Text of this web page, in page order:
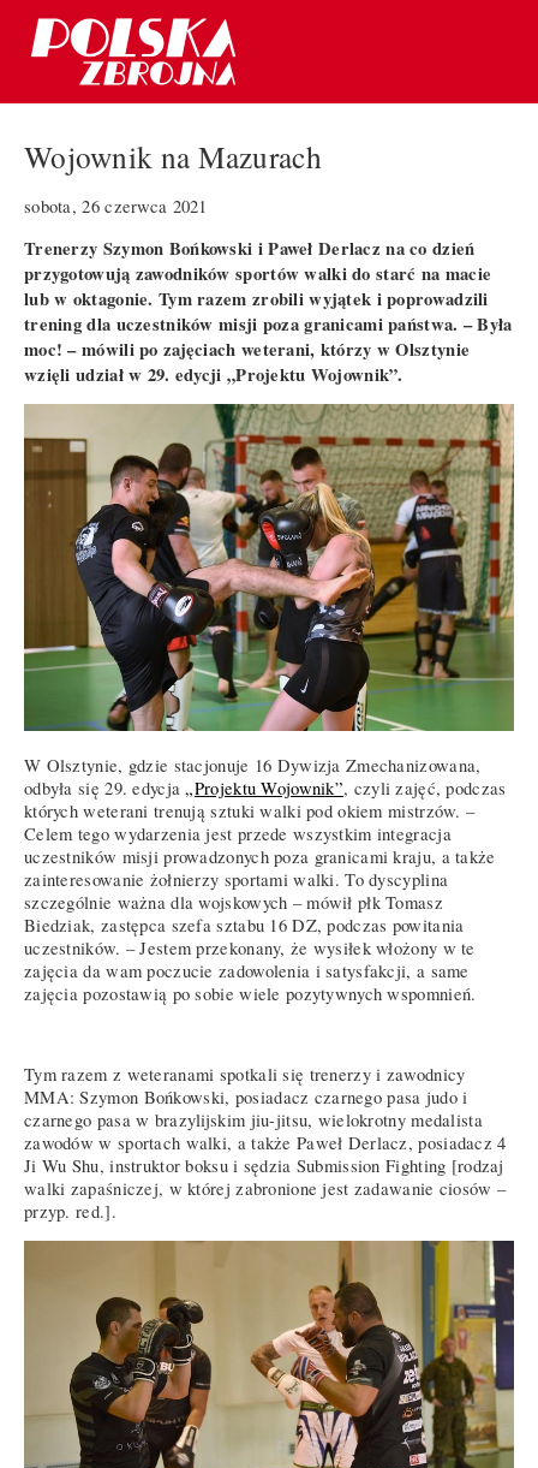
Wojownik na Mazurach
sobota, 26 czerwca 2021
Trenerzy Szymon Bońkowski i Paweł Derlacz na co dzień
przygotowują zawodników sportów walki do starć na macie
lub w oktagonie. Tym razem zrobili wyjątek i poprowadzili
trening dla uczestników misji poza granicami państwa. – Była
moc! – mówili po zajęciach weterani, którzy w Olsztynie
wzięli udział w 29. edycji „Projektu Wojownik”.
W Olsztynie, gdzie stacjonuje 16 Dywizja Zmechanizowana,
odbyła się 29. edycja „Projektu Wojownik”, czyli zajęć, podczas
których weterani trenują sztuki walki pod okiem mistrzów. –
Celem tego wydarzenia jest przede wszystkim integracja
uczestników misji prowadzonych poza granicami kraju, a także
zainteresowanie żołnierzy sportami walki. To dyscyplina
szczególnie ważna dla wojskowych – mówił płk Tomasz
Biedziak, zastępca szefa sztabu 16 DZ, podczas powitania
uczestników. – Jestem przekonany, że wysiłek włożony w te
zajęcia da wam poczucie zadowolenia i satysfakcji, a same
zajęcia pozostawią po sobie wiele pozytywnych wspomnień.
Tym razem z weteranami spotkali się trenerzy i zawodnicy
MMA: Szymon Bońkowski, posiadacz czarnego pasa judo i
czarnego pasa w brazylijskim jiu-jitsu, wielokrotny medalista
zawodów w sportach walki, a także Paweł Derlacz, posiadacz 4
Ji Wu Shu, instruktor boksu i sędzia Submission Fighting [rodzaj
walki zapaśniczej, w której zabronione jest zadawanie ciosów –
przyp. red.].